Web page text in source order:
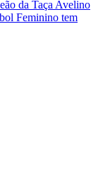
da Taça Avelino
Feminino tem